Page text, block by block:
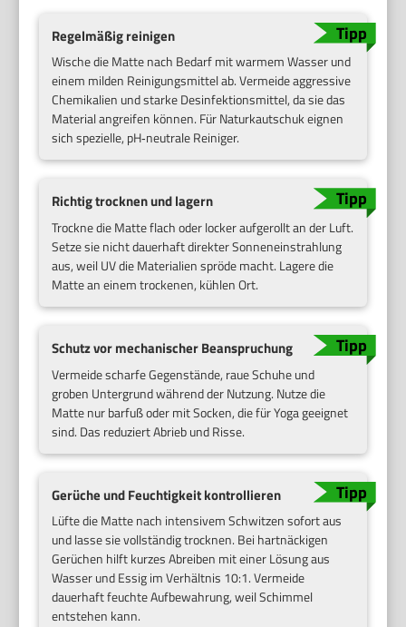
Regelmäßig reinigen
Wische die Matte nach Bedarf mit warmem Wasser und
einem milden Reinigungsmittel ab. Vermeide aggressive
Chemikalien und starke Desinfektionsmittel, da sie das
Material angreifen können. Für Naturkautschuk eignen
sich spezielle, pH‑neutrale Reiniger.
Richtig trocknen und lagern
Trockne die Matte flach oder locker aufgerollt an der Luft.
Setze sie nicht dauerhaft direkter Sonneneinstrahlung
aus, weil UV die Materialien spröde macht. Lagere die
Matte an einem trockenen, kühlen Ort.
Schutz vor mechanischer Beanspruchung
Vermeide scharfe Gegenstände, raue Schuhe und
groben Untergrund während der Nutzung. Nutze die
Matte nur barfuß oder mit Socken, die für Yoga geeignet
sind. Das reduziert Abrieb und Risse.
Gerüche und Feuchtigkeit kontrollieren
Lüfte die Matte nach intensivem Schwitzen sofort aus
und lasse sie vollständig trocknen. Bei hartnäckigen
Gerüchen hilft kurzes Abreiben mit einer Lösung aus
Wasser und Essig im Verhältnis 10:1. Vermeide
dauerhaft feuchte Aufbewahrung, weil Schimmel
entstehen kann.